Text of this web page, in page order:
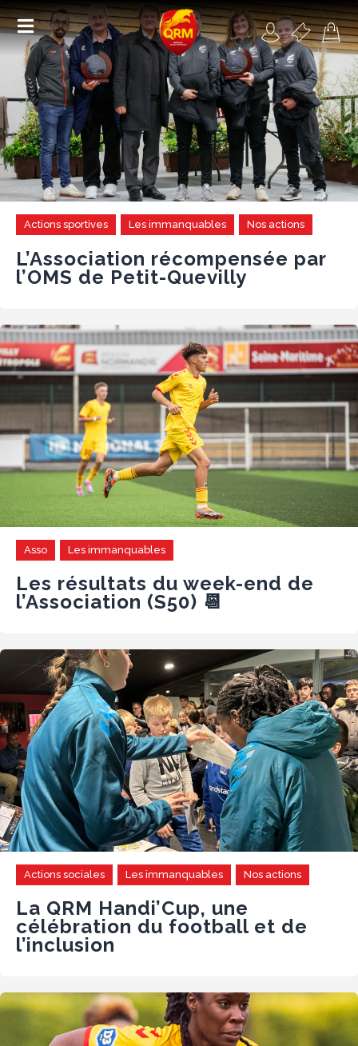
Académie
Féminines
Organisme de formation
RSE
Contact
FAQ
Actions sportives Les immanquables Nos actions
L’Association récompensée par
l’OMS de Petit-Quevilly
Asso Les immanquables
Les résultats du week-end de
l’Association (S50) 📆
Actions sociales Les immanquables Nos actions
La QRM Handi’Cup, une
célébration du football et de
l’inclusion